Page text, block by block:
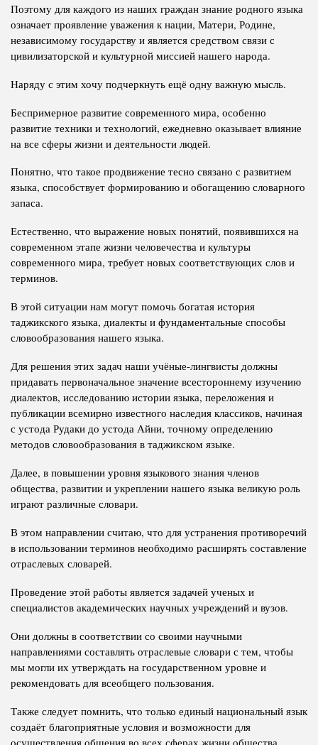
Поэтому для каждого из наших граждан знание родного языка
означает проявление уважения к нации, Матери, Родине,
независимому государству и является средством связи с
цивилизаторской и культурной миссией нашего народа.
Наряду с этим хочу подчеркнуть ещё одну важную мысль.
Беспримерное развитие современного мира, особенно
развитие техники и технологий, ежедневно оказывает влияние
на все сферы жизни и деятельности людей.
Понятно, что такое продвижение тесно связано с развитием
языка, способствует формированию и обогащению словарного
запаса.
Естественно, что выражение новых понятий, появившихся на
современном этапе жизни человечества и культуры
современного мира, требует новых соответствующих слов и
терминов.
В этой ситуации нам могут помочь богатая история
таджикского языка, диалекты и фундаментальные способы
словообразования нашего языка.
Для решения этих задач наши учёные-лингвисты должны
придавать первоначальное значение всестороннему изучению
диалектов, исследованию истории языка, переложения и
публикации всемирно известного наследия классиков, начиная
с устода Рудаки до устода Айни, точному определению
методов словообразования в таджикском языке.
Далее, в повышении уровня языкового знания членов
общества, развитии и укреплении нашего языка великую роль
играют различные словари.
В этом направлении считаю, что для устранения противоречий
в использовании терминов необходимо расширять составление
отраслевых словарей.
Проведение этой работы является задачей ученых и
специалистов академических научных учреждений и вузов.
Они должны в соответствии со своими научными
направлениями составлять отраслевые словари с тем, чтобы
мы могли их утверждать на государственном уровне и
рекомендовать для всеобщего пользования.
Также следует помнить, что только единый национальный язык
создаёт благоприятные условия и возможности для